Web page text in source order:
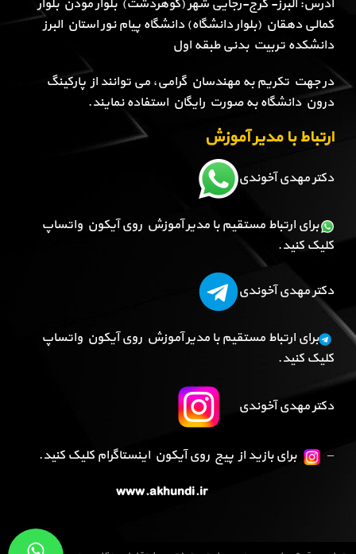
آدرس: البرز- کرج-رجایی شهر (گوهردشت) بلوار موذن بلوار
کمالی دهقان (بلوار دانشگاه) دانشگاه پیام نور استان البرز
دانشکده تربیت بدنی طبقه اول
در جهت تکریم به مهندسان گرامی، می توانند از پارکینگ
درون دانشگاه به صورت رایگان استفاده نمایند.
ارتباط با مدیر آموزش
دکتر مهدی آخوندی
برای ارتباط مستقیم با مدیر آموزش روی آیکون واتساپ
کلیک کنید.
دکتر مهدی آخوندی
برای ارتباط مستقیم با مدیر آموزش روی آیکون واتساپ
کلیک کنید.
دکتر مهدی آخوندی
–
برای بازید از پیج روی آیکون اینستاگرام کلیک کنید.
www.akhundi.ir